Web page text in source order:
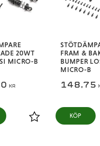
20WT
MICRO-B
KR
Lägg till i favoriter
FRAM &
BUMPER
MICRO-B
148,75
KÖP